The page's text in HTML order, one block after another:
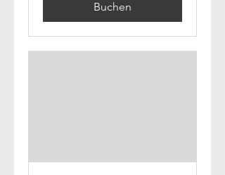
Buchen